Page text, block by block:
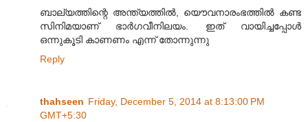
ബാല്യത്തിന്റെ അന്ത്യത്തില്‍, യൌവനാരംഭത്തില്‍ കണ്ട
സിനിമയാണ് ഭാര്‍ഗവീനിലയം. ഇത് വായിച്ചപ്പോള്‍
ഒന്നുകൂടി കാണണം എന്ന് തോന്നുന്നു
Reply
thahseen Friday, December 5, 2014 at 8:13:00 PM
GMT+5:30